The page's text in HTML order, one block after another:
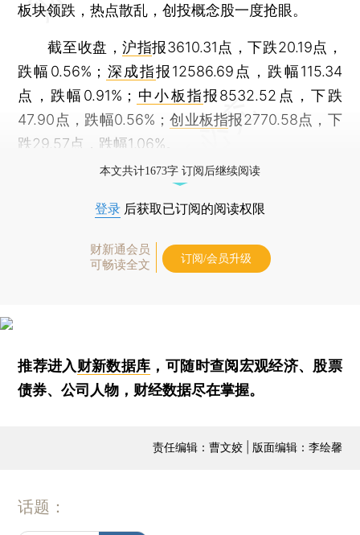
板块领跌，热点散乱，创投概念股一度抢眼。
截至收盘，沪指报3610.31点，下跌20.19点，
跌幅0.56%； 深成指报12586.69点，跌幅115.34
点，跌幅0.91%； 中小板指报8532.52点，下跌
47.90点，跌幅0.56%； 创业板指报2770.58点，下
跌29.57点，跌幅1.06%。
本文共计1673字 订阅后继续阅读
登录 后获取已订阅的阅读权限
财新通会员
可畅读全文
订阅/会员升级
推荐进入财新数据库 ，可随时查阅宏观经济、股票
债券、公司人物，财经数据尽在掌握。
责任编辑：曹文姣 | 版面编辑：李绘馨
话题：